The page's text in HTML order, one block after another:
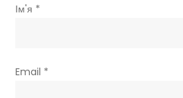
Ім'я *
Email *